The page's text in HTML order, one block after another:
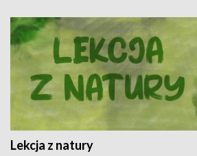
Lekcja z natury